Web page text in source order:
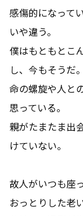
感傷的になって
いや違う。
僕はもともとこ
し、今もそうだ。
命の螺旋や人と
思っている。
親がたまたま出
けていない。
故人がいつも座
おっとりした老